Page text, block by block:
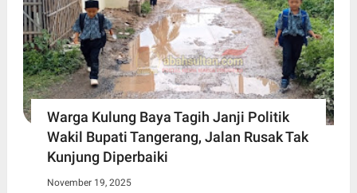
Warga Kulung Baya Tagih Janji Politik
Wakil Bupati Tangerang, Jalan Rusak Tak
Kunjung Diperbaiki
November 19, 2025